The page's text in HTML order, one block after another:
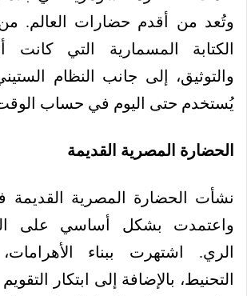
وتُعد من أقدم حضارات العالم. من
الكتابة المسمارية التي كانت
والتوثيق، إلى جانب النظام
يُستخدم حتى اليوم في حساب الوقت
الحضارة المصرية القديمة
نشأت الحضارة المصرية القديمة
واعتمدت بشكل أساسي على
الري. اشتهرت ببناء
التحنيط، بالإضافة إلى ابتكار